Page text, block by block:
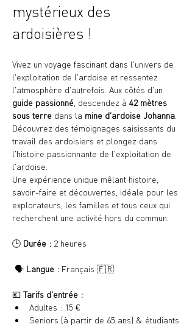
mystérieux des
ardoisières !
Vivez un voyage fascinant dans l'univers de
l'exploitation de l'ardoise et ressentez
l'atmosphère d'autrefois. Aux côtés d'un
guide passionné , descendez à 42 mètres
sous terre dans la mine d'ardoise Johanna
Découvrez des témoignages saisissants du
travail des ardoisiers et plongez dans
l'histoire passionnante de l'exploitation de
l'ardoise.
Une expérience unique mêlant histoire,
savoir-faire et découvertes, idéale pour les
explorateurs, les familles et tous ceux qui
recherchent une activité hors du commun.
🕒 Durée : 2 heures
🗣️ Langue : Français 🇫🇷
💶 Tarifs d'entrée :
Adultes : 15 €
Seniors (à partir de 65 ans) & étudiants